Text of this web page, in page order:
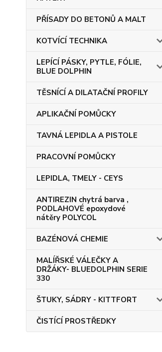
PŘÍSADY DO BETONŮ A MALT
KOTVÍCÍ TECHNIKA
LEPÍCÍ PÁSKY, PYTLE, FÓLIE,
BLUE DOLPHIN
TĚSNÍCÍ A DILATAČNÍ PROFILY
APLIKAČNÍ POMŮCKY
TAVNÁ LEPIDLA A PISTOLE
PRACOVNÍ POMŮCKY
LEPIDLA, TMELY - CEYS
ANTIREZIN chytrá barva ,
PODLAHOVÉ epoxydové
nátěry POLYCOL
BAZÉNOVÁ CHEMIE
MALÍŘSKÉ VÁLEČKY A
DRŽÁKY- BLUEDOLPHIN SERIE
330
ŠTUKY, SÁDRY - KITTFORT
ČISTÍCÍ PROSTŘEDKY